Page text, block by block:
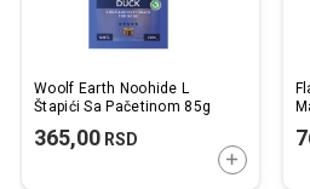
Woolf Earth Noohide L
Štapići Sa Pačetinom 85g
365,00 RSD
DODAJTE